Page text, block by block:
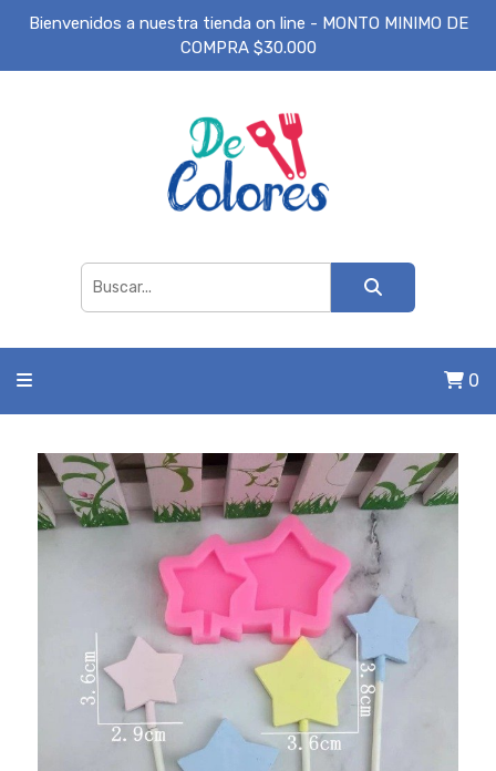
Bienvenidos a nuestra tienda on line - MONTO MINIMO DE
COMPRA $30.000
0